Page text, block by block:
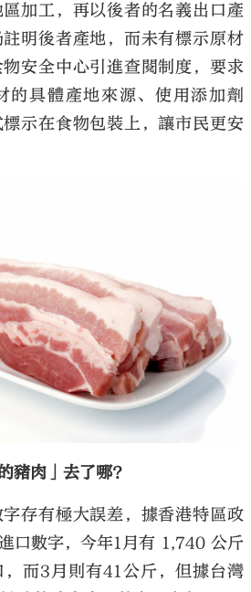
加工，再以後者的名義出口產
明後者產地，而未有標示原材
安全中心引進查閱制度，要求
的具體產地來源、使用添加劑
示在食物包裝上，讓市民更安
豬肉」去了哪？
存有極大誤差，據香港特區政
口數字，今年1月有 1,740 公斤
而3月則有41公斤，但據台灣